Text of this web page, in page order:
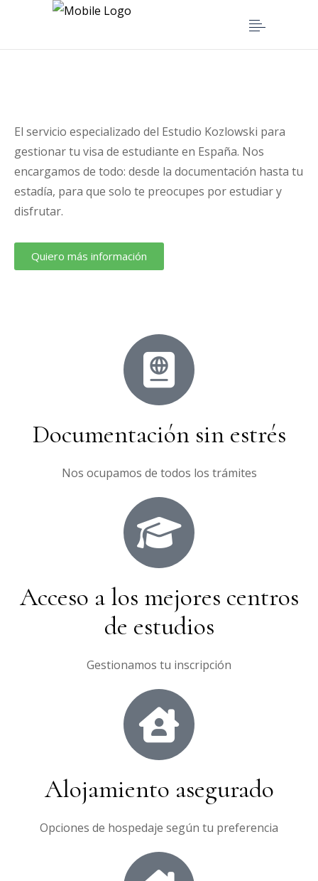
El servicio especializado del Estudio Kozlowski para
gestionar tu visa de estudiante en España. Nos
encargamos de todo: desde la documentación hasta tu
estadía, para que solo te preocupes por estudiar y
disfrutar.
Quiero más información
Documentación sin estrés
Nos ocupamos de todos los trámites
Acceso a los mejores centros
de estudios
Gestionamos tu inscripción
Alojamiento asegurado
Opciones de hospedaje según tu preferencia